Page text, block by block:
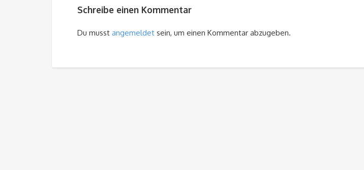
Schreibe einen Kommentar
Du musst angemeldet sein, um einen Kommentar abzugeben.